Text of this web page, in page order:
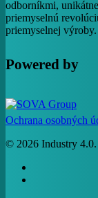
odborníkmi,
priemyselnú
priemyselnej výroby.
Powered by
Ochrana osobných
© 2026 Industry